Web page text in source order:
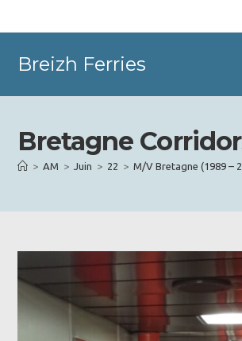
Breizh Ferries
Bretagne
> AM > Juin > 22 > M/V Bretagne (1989 –